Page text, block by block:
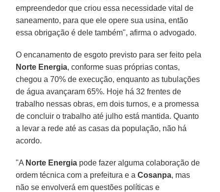
empreendedor que criou essa necessidade vital de
saneamento, para que ele opere sua usina, então
essa obrigação é dele também", afirma o advogado.
O encanamento de esgoto previsto para ser feito pela
Norte Energia, conforme suas próprias contas,
chegou a 70% de execução, enquanto as tubulações
de água avançaram 65%. Hoje há 32 frentes de
trabalho nessas obras, em dois turnos, e a promessa
de concluir o trabalho até julho está mantida. Quanto
a levar a rede até as casas da população, não há
acordo.
"A Norte Energia pode fazer alguma colaboração de
ordem técnica com a prefeitura e aCosanpa, mas
não se envolverá em questões políticas e